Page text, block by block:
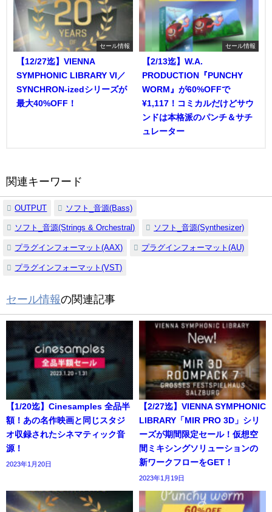
セール情報
【12/27迄】VIENNA
SYMPHONIC LIBRARY VI／
SYNCHRON-izedシリーズが
最大40%OFF！
セール情報
【2/13迄】W.A.
PRODUCTION『PUNCHY
WORM』が60%OFFで
¥1,117！コミカルだけどサウ
ンドは本格派のパンチ＆サチ
ュレーター
関連キーワード
OUTPUT ソフト_音源(Bass)
ソフト_音源(Strings & Orchestral) ソフト_音源(Synthesizer)
プラグインフォーマット(AAX) プラグインフォーマット(AU)
プラグインフォーマット(VST)
セール情報の関連記事
【1/20迄】Cinesamples 全品半
額！あの名作映画と同じスタジ
オ収録されたシネマティック音
源！
2023年1月20日
【2/27迄】VIENNA SYMPHONIC
LIBRARY「MIR PRO 3D」シリ
ーズが期間限定セール！仮想空
間ミキシングソリューションの
新ワークフローをGET！
2023年1月19日